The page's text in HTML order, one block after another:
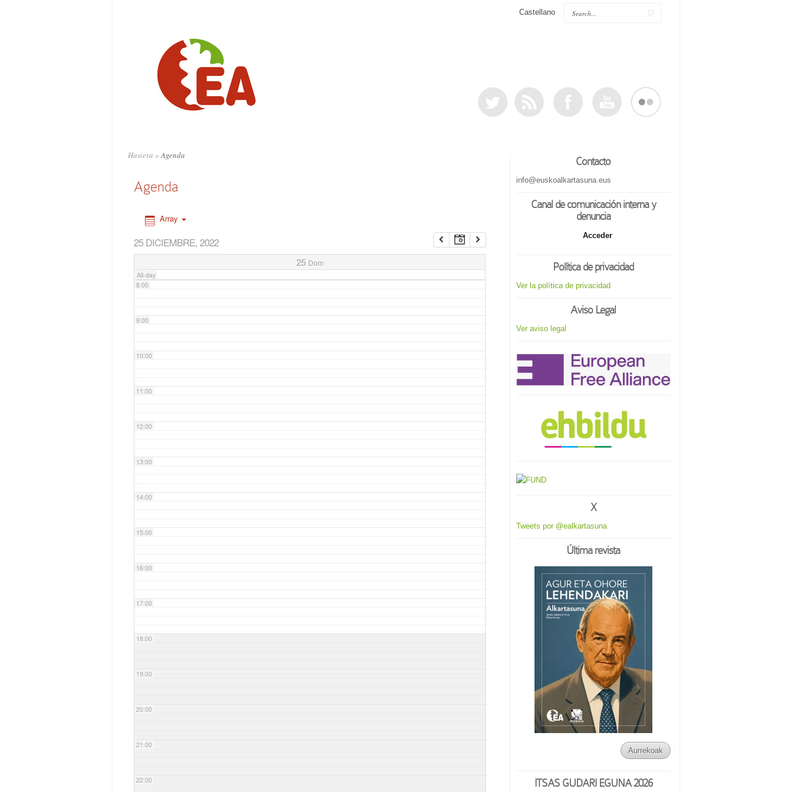
Castellano
Hasiera »Agenda
Agenda
Array
25 DICIEMBRE, 2022
25 Dom
All-day
6:00
8:00
9:00
10:00
11:00
12:00
13:00
14:00
15:00
16:00
17:00
18:00
19:00
20:00
21:00
22:00
Contacto
info@euskoalkartasuna.eus
Canal de comunicación interna y
denuncia
Acceder
Política de privacidad
Ver la política de privacidad
Aviso Legal
Ver aviso legal
X
Tweets por @ealkartasuna
Última revista
Aurrekoak
ITSAS GUDARI EGUNA 2026